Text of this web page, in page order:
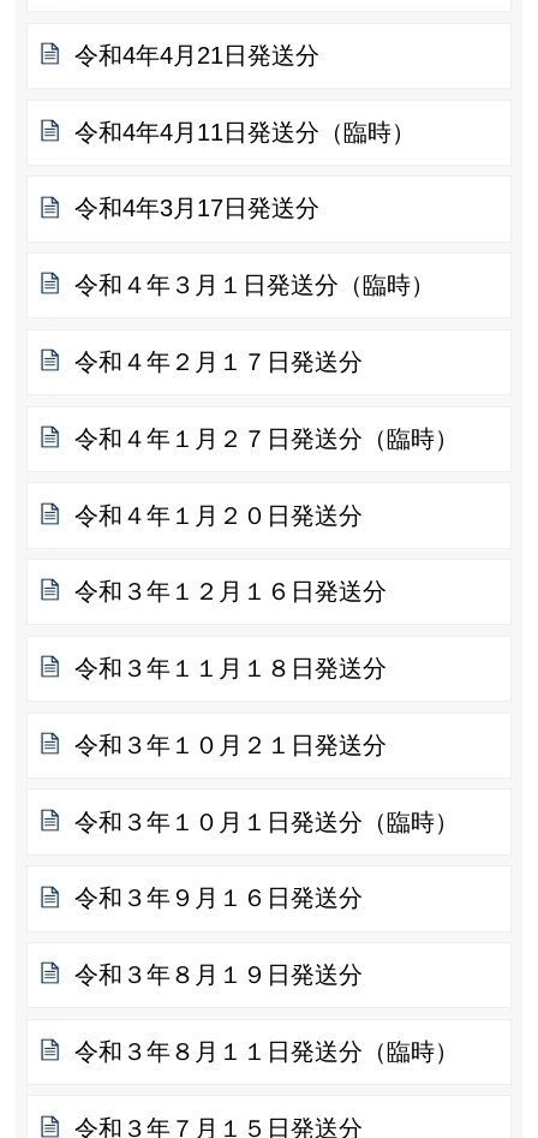
令和4年4月21日発送分
令和4年4月11日発送分（臨時）
令和4年3月17日発送分
令和４年３月１日発送分（臨時）
令和４年２月１７日発送分
令和４年１月２７日発送分（臨時）
令和４年１月２０日発送分
令和３年１２月１６日発送分
令和３年１１月１８日発送分
令和３年１０月２１日発送分
令和３年１０月１日発送分（臨時）
令和３年９月１６日発送分
令和３年８月１９日発送分
令和３年８月１１日発送分（臨時）
令和３年７月１５日発送分